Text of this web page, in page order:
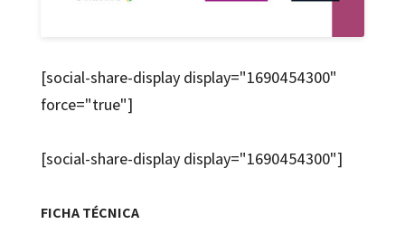
[social-share-display display="1690454300"
force="true"]
[social-share-display display="1690454300"]
FICHA TÉCNICA